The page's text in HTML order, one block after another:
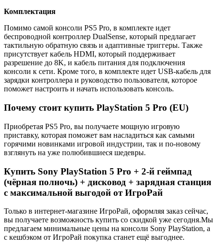
Комплектация
Помимо самой консоли PS5 Pro, в комплекте идет
беспроводной контроллер DualSense, который предлагает
тактильную обратную связь и адаптивные триггеры. Также
присутствует кабель HDMI, который поддерживает
разрешение до 8K, и кабель питания для подключения
консоли к сети. Кроме того, в комплекте идет USB-кабель для
зарядки контроллера и руководство пользователя, которое
поможет настроить и начать использовать консоль.
Почему стоит купить PlayStation 5 Pro (EU)
Приобретая PS5 Pro, вы получаете мощную игровую
приставку, которая поможет вам насладиться как самыми
горячими новинками игровой индустрии, так и по-новому
взглянуть на уже полюбившиеся шедевры.
Купить Sony PlayStation 5 Pro + 2-й геймпад
(чёрная полночь) + дисковод + зарядная станция
с максимальной выгодой от ИгроРай
Только в интернет-магазине ИгроРай, оформляя заказ сейчас,
вы получаете возможность купить со скидкой уже сегодня.Мы
предлагаем минимальные цены на консоли Sony PlayStation, а
с кешбэком от ИгроРай покупка станет ещё выгоднее.